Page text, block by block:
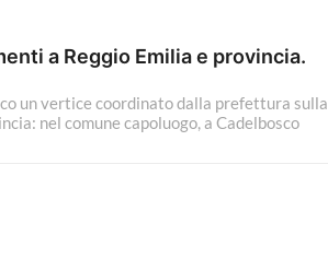
a Reggio Emilia e provincia.
un vertice coordinato dalla prefettura sulla
nel comune capoluogo, a Cadelbosco